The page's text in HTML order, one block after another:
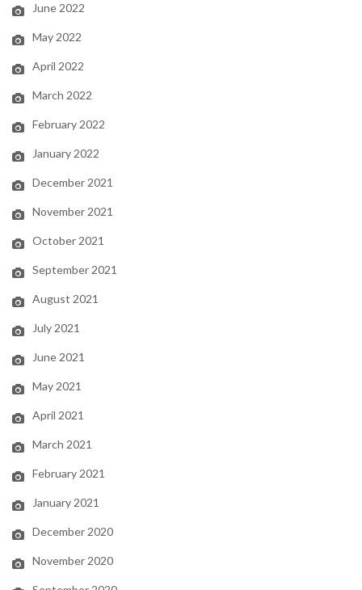
June 2022
May 2022
April 2022
March 2022
February 2022
January 2022
December 2021
November 2021
October 2021
September 2021
August 2021
July 2021
June 2021
May 2021
April 2021
March 2021
February 2021
January 2021
December 2020
November 2020